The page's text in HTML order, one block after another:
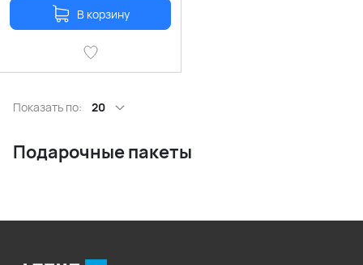
В корзину
Показать по: 20
Подарочные пакеты